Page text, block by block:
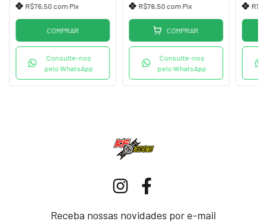
R$76,50 com Pix
COMPRAR
Consulte-nos
pelo WhatsApp
R$76,50 com Pix
COMPRAR
Consulte-nos
pelo WhatsApp
Receba nossas novidades por e-mail